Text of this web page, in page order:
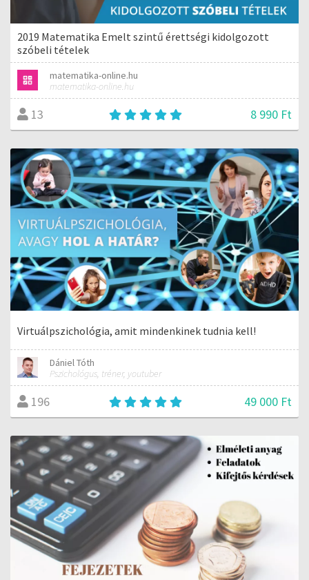
2019 Matematika Emelt szintű érettségi kidolgozott
szóbeli tételek
matematika-online.hu
matematika-online.hu
13 8 990 Ft
Virtuálpszichológia, amit mindenkinek tudnia kell!
Dániel Tóth
Pszichológus, tréner, youtuber
196 49 000 Ft